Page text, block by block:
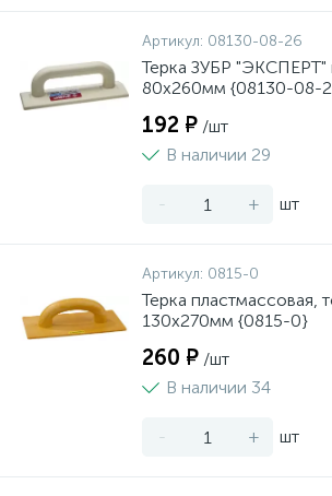
Артикул: 08130-08-26
Терка ЗУБР "ЭКСПЕРТ"
80х260мм {08130-08-
192 ₽ /шт
В наличии 29
- + шт
Артикул: 0815-0
Терка пластмассовая,
130х270мм {0815-0}
260 ₽ /шт
В наличии 34
- + шт